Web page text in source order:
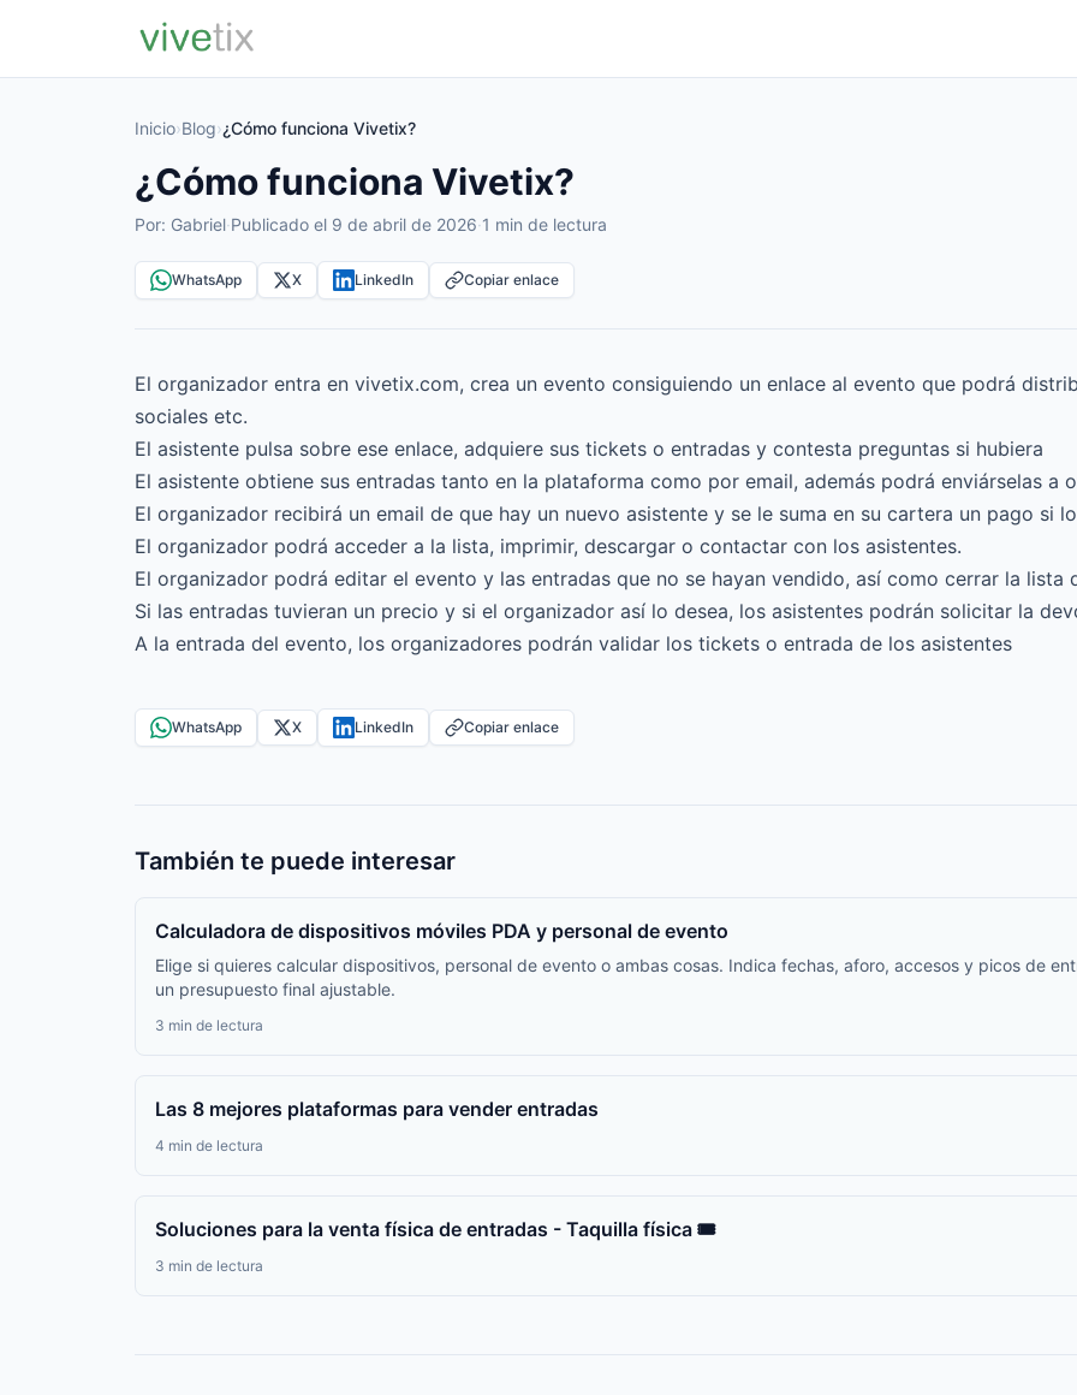
Inicio›Blog›¿Cómo funciona Vivetix?
¿Cómo funciona Vivetix?
Por: Gabriel·Publicado el 9 de abril de 2026·1 min de lectura
WhatsApp X LinkedIn Copiar enlace
El organizador entra en vivetix.com, crea un evento consiguiendo un enlace al evento que podrá
sociales etc.
El asistente pulsa sobre ese enlace, adquiere sus tickets o entradas y contesta preguntas si hubiera
El asistente obtiene sus entradas tanto en la plataforma como por email, además podrá enviárselas a
El organizador recibirá un email de que hay un nuevo asistente y se le suma en su cartera un pago si
El organizador podrá acceder a la lista, imprimir, descargar o contactar con los asistentes.
El organizador podrá editar el evento y las entradas que no se hayan vendido, así como cerrar la lista
Si las entradas tuvieran un precio y si el organizador así lo desea, los asistentes podrán solicitar la
A la entrada del evento, los organizadores podrán validar los tickets o entrada de los asistentes
WhatsApp X LinkedIn Copiar enlace
También te puede interesar
Calculadora de dispositivos móviles PDA y personal de evento
Elige si quieres calcular dispositivos, personal de evento o ambas cosas. Indica fechas, aforo, accesos y picos de
un presupuesto final ajustable.
3 min de lectura
Las 8 mejores plataformas para vender entradas
4 min de lectura
Soluciones para la venta física de entradas - Taquilla física 🎟️
3 min de lectura